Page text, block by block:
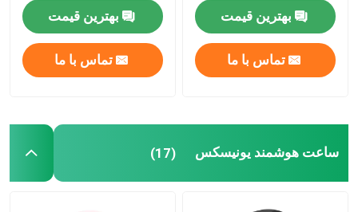
ساعت هوشمند یونیسکس
ساعت هوشمند جی پی اس
ساعت هوشمند گرد شکل
بهترین قیمت
تماس با ما
بهترین قیمت
تماس با ما
ساعت هوشمند یونیسکس (17)